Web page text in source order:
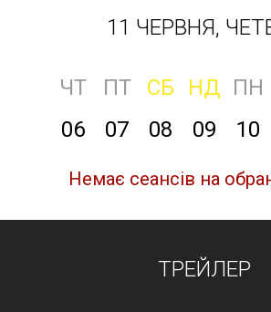
11 ЧЕРВНЯ,
ЧТ ПТ СБ НД ПН
06
07 08 09 10
Немає сеансів на
ТРЕЙЛЕР